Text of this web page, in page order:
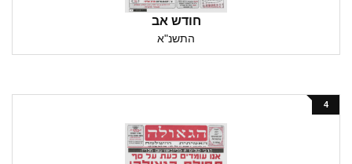
חודש אב
התשנ"א
4